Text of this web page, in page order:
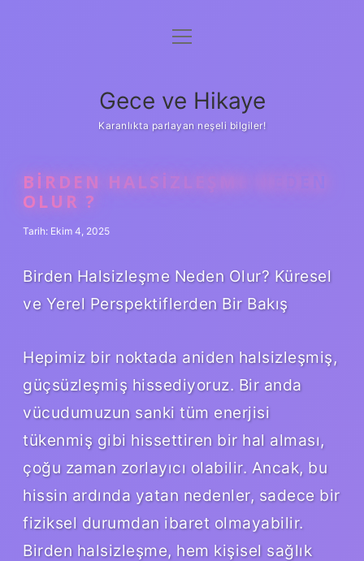
Anasayfa
Yasal Uyarı
menüyü
Gece ve Hikaye
Karanlıkta parlayan neşeli bilgiler!
BIRDEN HALSIZLEŞME NEDEN
OLUR ?
Tarih: Ekim 4, 2025
Birden Halsizleşme Neden Olur? Küresel
ve Yerel Perspektiflerden Bir Bakış
Hepimiz bir noktada aniden halsizleşmiş,
güçsüzleşmiş hissediyoruz. Bir anda
vücudumuzun sanki tüm enerjisi
tükenmiş gibi hissettiren bir hal alması,
çoğu zaman zorlayıcı olabilir. Ancak, bu
hissin ardında yatan nedenler, sadece bir
fiziksel durumdan ibaret olmayabilir.
Birden halsizleşme, hem kişisel sağlık